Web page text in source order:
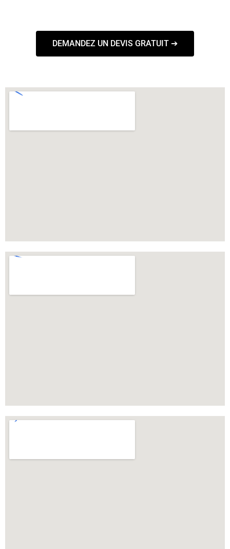
DEMANDEZ UN DEVIS GRATUIT ➔